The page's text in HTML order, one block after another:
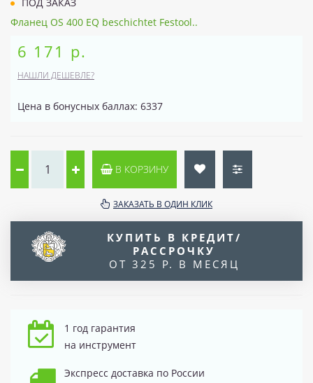
Фланец OS 400 EQ beschichtet Festool..
6 171 р.
НАШЛИ ДЕШЕВЛЕ?
Цена в бонусных баллах: 6337
В КОРЗИНУ
ЗАКАЗАТЬ В ОДИН КЛИК
КУПИТЬ В КРЕДИТ/
РАССРОЧКУ
ОТ 325 Р. В МЕСЯЦ
1 год гарантия
на инструмент
Экспресс доставка по России